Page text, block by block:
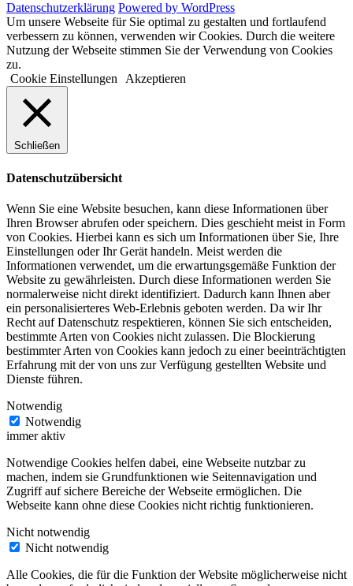
Datenschutzerklärung Powered by WordPress
Um unsere Webseite für Sie optimal zu gestalten und fortlaufend
verbessern zu können, verwenden wir Cookies. Durch die weitere
Nutzung der Webseite stimmen Sie der Verwendung von Cookies
zu.
Cookie Einstellungen
Akzeptieren
Schließen
Datenschutzübersicht
Wenn Sie eine Website besuchen, kann diese Informationen über
Ihren Browser abrufen oder speichern. Dies geschieht meist in Form
von Cookies. Hierbei kann es sich um Informationen über Sie, Ihre
Einstellungen oder Ihr Gerät handeln. Meist werden die
Informationen verwendet, um die erwartungsgemäße Funktion der
Website zu gewährleisten. Durch diese Informationen werden Sie
normalerweise nicht direkt identifiziert. Dadurch kann Ihnen aber
ein personalisierteres Web-Erlebnis geboten werden. Da wir Ihr
Recht auf Datenschutz respektieren, können Sie sich entscheiden,
bestimmte Arten von Cookies nicht zulassen. Die Blockierung
bestimmter Arten von Cookies kann jedoch zu einer beeinträchtigten
Erfahrung mit der von uns zur Verfügung gestellten Website und
Dienste führen.
Notwendig
Notwendig
immer aktiv
Notwendige Cookies helfen dabei, eine Webseite nutzbar zu
machen, indem sie Grundfunktionen wie Seitennavigation und
Zugriff auf sichere Bereiche der Webseite ermöglichen. Die
Webseite kann ohne diese Cookies nicht richtig funktionieren.
Nicht notwendig
Nicht notwendig
Alle Cookies, die für die Funktion der Website möglicherweise nicht